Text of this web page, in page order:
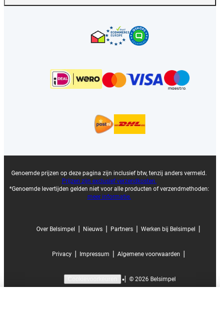
Genoemde prijzen op deze pagina zijn inclusief btw, tenzij anders vermeld.
Prijzen zijn exclusief verzendkosten.
*Genoemde levertijden gelden niet voor alle producten of verzendmethoden:
meer informatie.
Over Belsimpel Nieuws Partners Werken bij Belsimpel
Privacy Impressum Algemene voorwaarden
© 2026 Belsimpel